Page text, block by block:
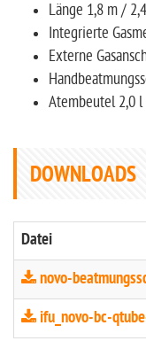
Länge 1,8 m /
Integrierte
Externe
Atembeutel 2,0
DOWNLOADS
Datei
novo-
ifu_novo-bc-